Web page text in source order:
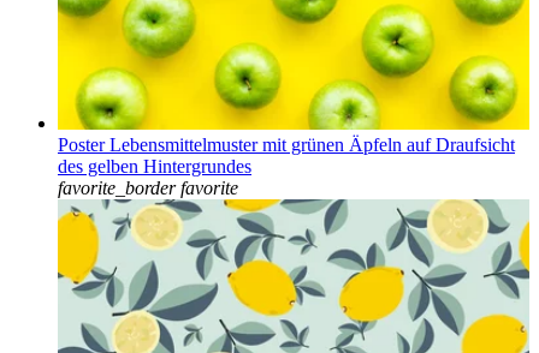
Poster Lebensmittelmuster mit grünen Äpfeln auf Draufsicht
des gelben Hintergrundes
favorite_border favorite